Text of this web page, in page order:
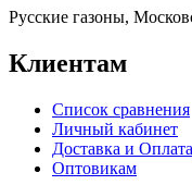
Русские газоны,
Клиентам
Список сравнения
Личный кабинет
Доставка и Оплата
Оптовикам